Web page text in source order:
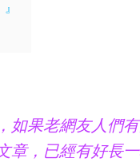
如果老網友人們
章，已經有好長